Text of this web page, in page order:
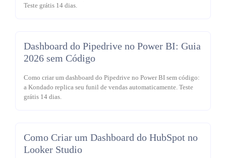
Teste grátis 14 dias.
Dashboard do Pipedrive no Power BI: Guia
2026 sem Código
Como criar um dashboard do Pipedrive no Power BI sem código:
a Kondado replica seu funil de vendas automaticamente. Teste
grátis 14 dias.
Como Criar um Dashboard do HubSpot no
Looker Studio